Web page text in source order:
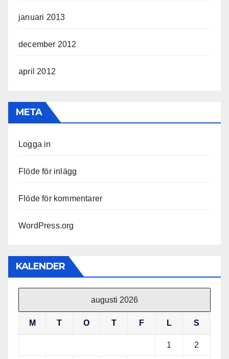
januari 2013
december 2012
april 2012
META
Logga in
Flöde för inlägg
Flöde för kommentarer
WordPress.org
KALENDER
augusti 2026
M T O T F L S
1 2